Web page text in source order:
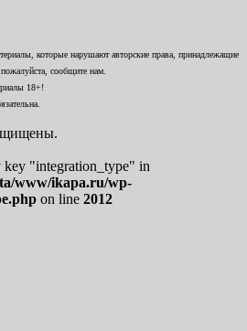
которые нарушают авторские права, принадлежащие
сообщите нам.
18+!
key "integration_type" in
www/ikapa.ru/wp-
on line 2012